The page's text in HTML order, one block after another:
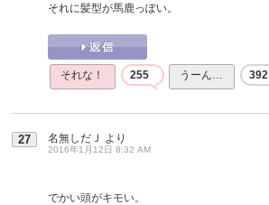
それに髪型が馬鹿っぽい。
それな！ 255 うーん… 392
27 名無しだＪ より
2016年1月12日 8:32 AM
でかい頭がキモい。